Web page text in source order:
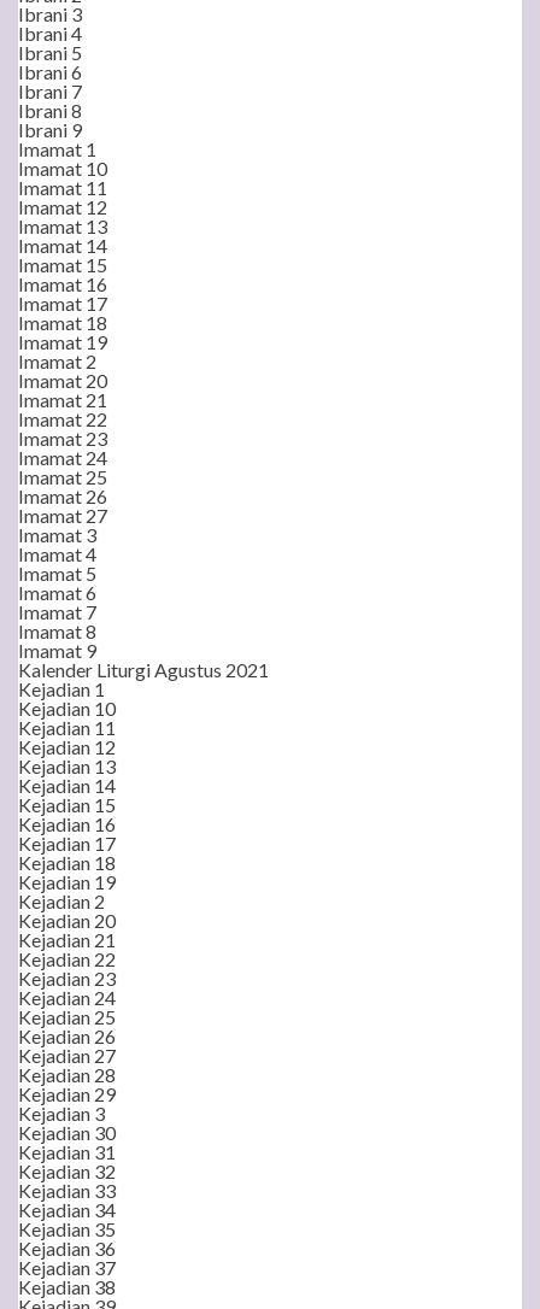
Ibrani 3
Ibrani 4
Ibrani 5
Ibrani 6
Ibrani 7
Ibrani 8
Ibrani 9
Imamat 1
Imamat 10
Imamat 11
Imamat 12
Imamat 13
Imamat 14
Imamat 15
Imamat 16
Imamat 17
Imamat 18
Imamat 19
Imamat 2
Imamat 20
Imamat 21
Imamat 22
Imamat 23
Imamat 24
Imamat 25
Imamat 26
Imamat 27
Imamat 3
Imamat 4
Imamat 5
Imamat 6
Imamat 7
Imamat 8
Imamat 9
Kalender Liturgi Agustus 2021
Kejadian 1
Kejadian 10
Kejadian 11
Kejadian 12
Kejadian 13
Kejadian 14
Kejadian 15
Kejadian 16
Kejadian 17
Kejadian 18
Kejadian 19
Kejadian 2
Kejadian 20
Kejadian 21
Kejadian 22
Kejadian 23
Kejadian 24
Kejadian 25
Kejadian 26
Kejadian 27
Kejadian 28
Kejadian 29
Kejadian 3
Kejadian 30
Kejadian 31
Kejadian 32
Kejadian 33
Kejadian 34
Kejadian 35
Kejadian 36
Kejadian 37
Kejadian 38